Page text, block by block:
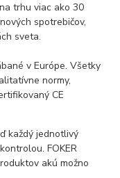
trhu viac ako 30
spotrebičov,
sveta.
v Európe. Všetky
normy,
CE
každý jednotlivý
FOKER
akú možno